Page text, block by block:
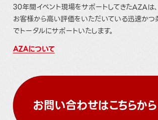
30年間イベント現場をサポートしてきたAZAは
お客様から高い評価をいただいている迅速かつ
でトータルにサポートいたします。
AZAについて
お問い合わせはこちらから